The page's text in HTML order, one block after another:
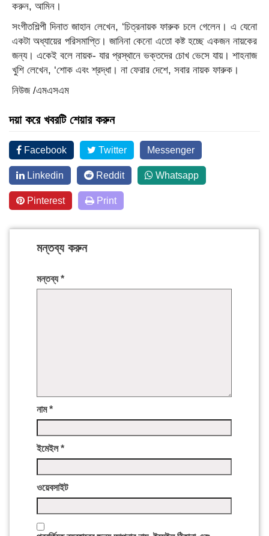
করুন, আমিন।
সংগীতশিল্পী দিনাত জাহান লেখেন, ‘চিত্রনায়ক ফারুক চলে গেলেন। এ যেনো
একটা অধ্যায়ের পরিসমাপ্তি। জানিনা কেনো এতো কষ্ট হচ্ছে একজন নায়কের
জন্য। একেই বলে নায়ক- যার প্রস্থানে ভক্তদের চোখ ভেসে যায়। শাহনাজ
খুশি লেখেন, ‘শোক এবং শ্রদ্ধা। না ফেরার দেশে, সবার নায়ক ফারুক।
নিউজ /এমএসএম
দয়া করে খবরটি শেয়ার করুন
Facebook Twitter Messenger
Linkedin Reddit Whatsapp
Pinterest Print
মন্তব্য করুন
মন্তব্য*
নাম*
ইমেইল*
ওয়েবসাইট